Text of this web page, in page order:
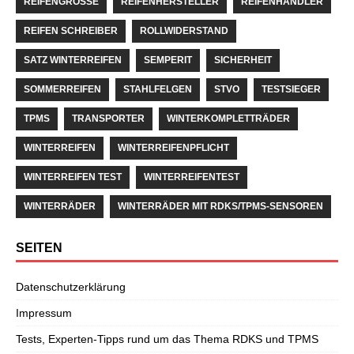
REIFEN SCHREIBER ROLLWIDERSTAND
SATZ WINTERREIFEN SEMPERIT SICHERHEIT
SOMMERREIFEN STAHLFELGEN STVO TESTSIEGER
TPMS TRANSPORTER WINTERKOMPLETTRÄDER
WINTERREIFEN WINTERREIFENPFLICHT
WINTERREIFEN TEST WINTERREIFENTEST
WINTERRÄDER WINTERRÄDER MIT RDKS/TPMS-SENSOREN
SEITEN
Datenschutzerklärung
Impressum
Tests, Experten-Tipps rund um das Thema RDKS und TPMS